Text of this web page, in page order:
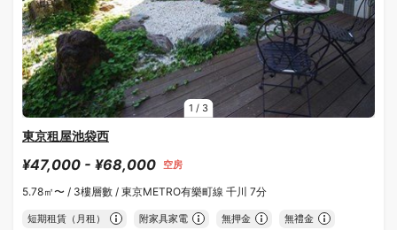
1 / 3
東京租屋池袋西
¥47,000 - ¥68,000 空房
5.78㎡〜 / 3樓層數 / 東京METRO有樂町線 千川 7分
短期租賃（月租） 附家具家電 無押金 無禮金